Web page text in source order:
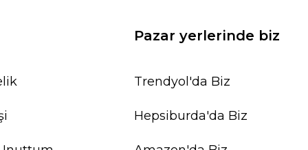
Pazar yerlerinde biz
Trendyol'da Biz
Hepsiburda'da Biz